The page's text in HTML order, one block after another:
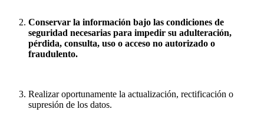
Conservar la información bajo las condiciones de
seguridad necesarias para impedir su adulteración,
pérdida, consulta, uso o acceso no autorizado o
fraudulento.
Realizar oportunamente la actualización, rectificación o
supresión de los datos.